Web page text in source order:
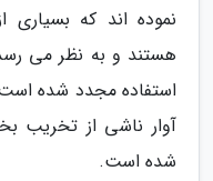
نموده اند که
هستند و به نظر می
استفاده مجدد شده
آوار ناشی از تخریب
شده است.